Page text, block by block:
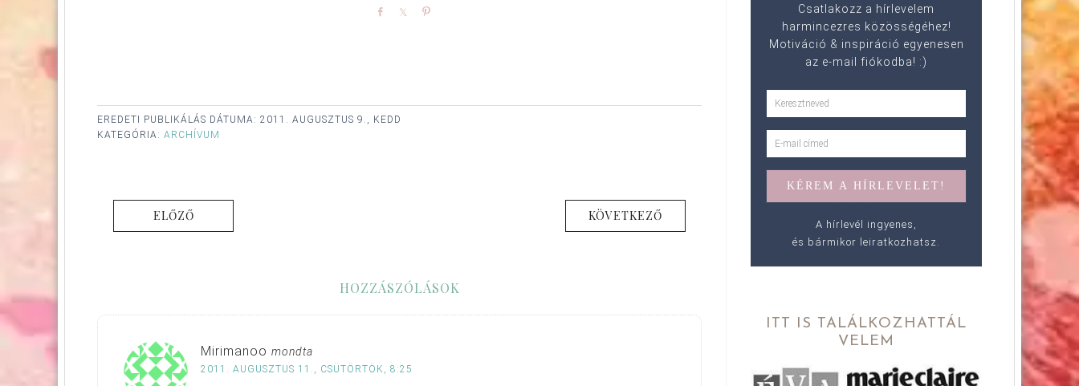
Share Share
EREDETI PUBLIKÁLÁS DÁTUMA: 2011. AUGUSZTUS 9., KEDD
KATEGÓRIA: ARCHÍVUM
ELŐZŐ KÖVETKEZŐ
HOZZÁSZÓLÁSOK
Mirimanoo mondta
2011. AUGUSZTUS 11., CSÜTÖRTÖK, 8:25
Csatlakozz a hírlevelem
harmincezres közösségéhez!
Motiváció & inspiráció egyenesen
az e-mail fiókodba! :)
A hírlevél ingyenes,
és bármikor leiratkozhatsz.
ITT IS TALÁLKOZHATTÁL
VELEM